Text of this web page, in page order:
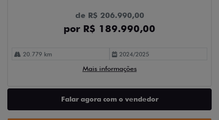
de R$ 206.990,00
por R$ 189.990,00
20.779 km 2024/2025
Mais informações
Falar agora com o vendedor